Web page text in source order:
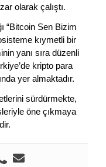
olarak çalıştı.
“Bitcoin Sen Bizim
kıymetli bir
yanı sıra düzenli
kripto para
yer almaktadır.
sürdürmekte,
öne çıkmaya